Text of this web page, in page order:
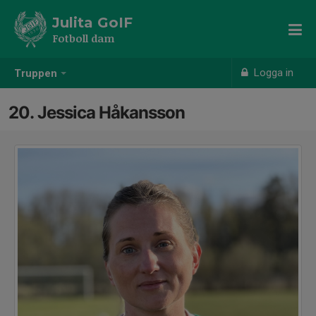
Truppen Logga in
Julita GoIF
Fotboll dam
20. Jessica Håkansson